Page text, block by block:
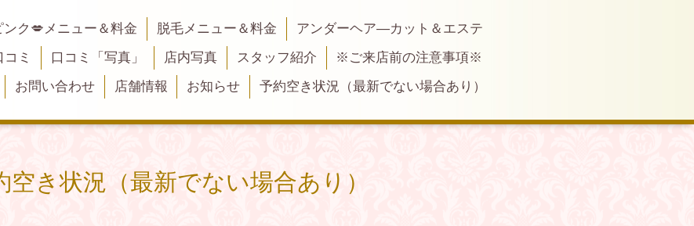
ンク💋メニュー＆料金 脱毛メニュー＆料金
アンダーヘア―カット＆エステ
コミ 口コミ「写真」 店内写真 スタッフ紹介
※ご来店前の注意事項※
お問い合わせ 店舗情報 お知らせ 予約空き状況（最新でない場合あり）
空き状況（最新でない場合あり）